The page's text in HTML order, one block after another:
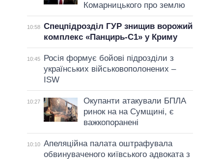
Комарницького про землю
10:58 Спецпідрозділ ГУР знищив ворожий
комплекс «Панцирь-С1» у Криму
10:45
Росія формує бойові підрозділи з
українських військовополонених –
ISW
10:27
Окупанти атакували БПЛА
ринок на на Сумщині, є
важкопоранені
10:10 Апеляційна палата оштрафувала
обвинуваченого київського адвоката з